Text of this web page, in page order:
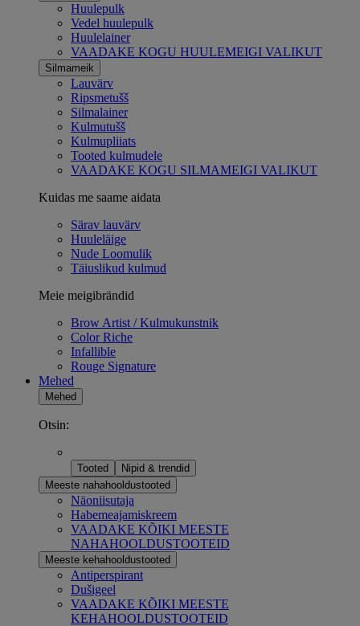
Huulepulk
Vedel huulepulk
Huulelainer
VAADAKE KOGU HUULEMEIGI VALIKUT
Silmameik
Lauvärv
Ripsmetušš
Silmalainer
Kulmutušš
Kulmupliiats
Tooted kulmudele
VAADAKE KOGU SILMAMEIGI VALIKUT
Kuidas me saame aidata
Särav lauvärv
Huuleläige
Nude Loomulik
Täiuslikud kulmud
Meie meigibrändid
Brow Artist / Kulmukunstnik
Color Riche
Infallible
Rouge Signature
Mehed
Mehed
Otsin:
Tooted
Nipid & trendid
Meeste nahahooldustooted
Näoniisutaja
Habemeajamiskreem
VAADAKE KÕIKI MEESTE
NAHAHOOLDUSTOOTEID
Meeste kehahooldustooted
Antiperspirant
Dušigeel
VAADAKE KÕIKI MEESTE
KEHAHOOLDUSTOOTEID